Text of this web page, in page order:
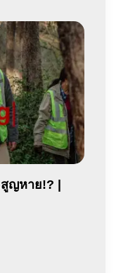
ญหาย!? |